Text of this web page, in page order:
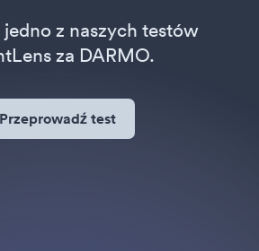
z naszych testów
za DARMO.
Przeprowadź test